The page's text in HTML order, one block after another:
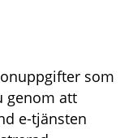
som
genom att
e-tjänsten